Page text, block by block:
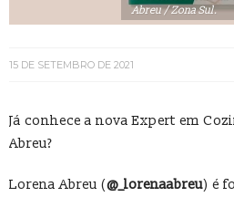
Abreu / Zona Sul.
15 DE SETEMBRO DE 2021
Já conhece a nova Expert em
Abreu?
Lorena Abreu (@_lorenaabreu) é